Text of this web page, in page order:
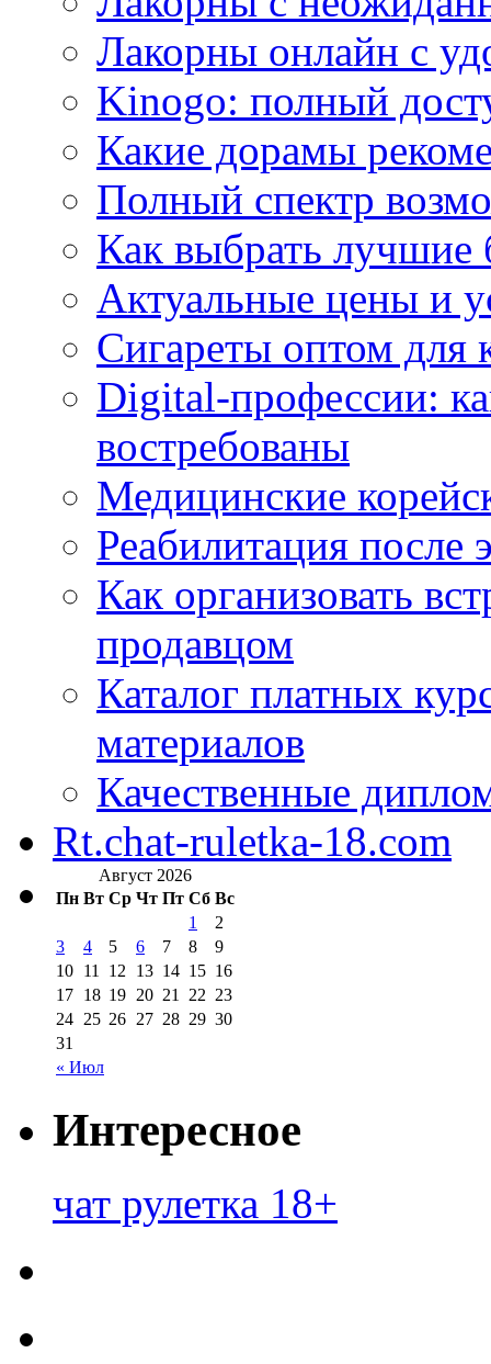
Лакорны онлайн с
Kinogo: полный
Какие дорамы
Полный спектр
Как выбрать
Актуальные цены и
Сигареты оптом для
Digital-профессии:
востребованы
Медицинские
Реабилитация после
Как организовать
продавцом
Каталог платных
материалов
Качественные
Rt.chat-ruletka-18.com
Август 2026
Пн Вт Ср Чт Пт Сб Вс
« Июл
1
2
3
4 5 6 7 8
9
10 11 12 13 14 15 16
17 18 19 20 21 22 23
24 25 26 27 28 29 30
31
Интересное
чат рулетка 18+